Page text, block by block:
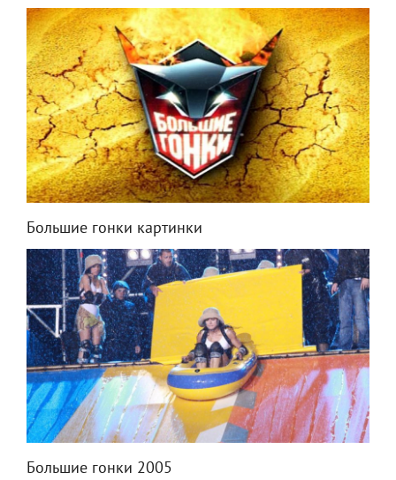
Большие гонки картинки
Большие гонки 2005